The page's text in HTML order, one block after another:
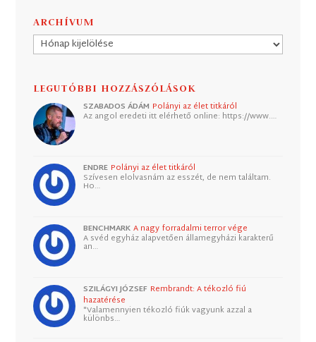
ARCHÍVUM
Archívum
LEGUTÓBBI HOZZÁSZÓLÁSOK
SZABADOS ÁDÁM Polányi az élet titkáról
Az angol eredeti itt elérhető online: https://www.…
ENDRE Polányi az élet titkáról
Szívesen elolvasnám az esszét, de nem találtam.
Ho…
BENCHMARK A nagy forradalmi terror vége
A svéd egyház alapvetően államegyházi karakterű
an…
SZILÁGYI JÓZSEF Rembrandt: A tékozló fiú
hazatérése
"Valamennyien tékozló fiúk vagyunk azzal a
különbs…